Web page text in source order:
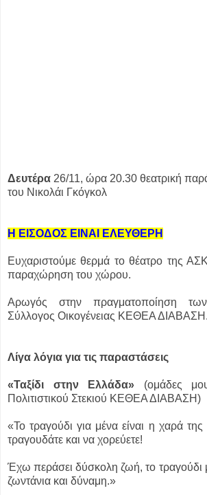
Δευτέρα 26/11, ώρα 20.30 θεατρική
του Νικολάι Γκόγκολ
Η ΕΙΣΟΔΟΣ ΕΙΝΑΙ ΕΛΕΥΘΕΡΗ
Ευχαριστούμε θερμά το θέατρο της
παραχώρηση του χώρου.
Αρωγός στην πραγματοποίηση
Σύλλογος Οικογένειας ΚΕΘΕΑ ΔΙΑΒΑΣΗ.
Λίγα λόγια για τις παραστάσεις
«Ταξίδι στην Ελλάδα» (ομάδες
Πολιτιστικού Στεκιού ΚΕΘΕΑ ΔΙΑΒΑΣΗ)
«Το τραγούδι για μένα είναι η χαρά
τραγουδάτε και να χορεύετε!
Έχω περάσει δύσκολη ζωή, το τραγούδι
ζωντάνια και δύναμη.»